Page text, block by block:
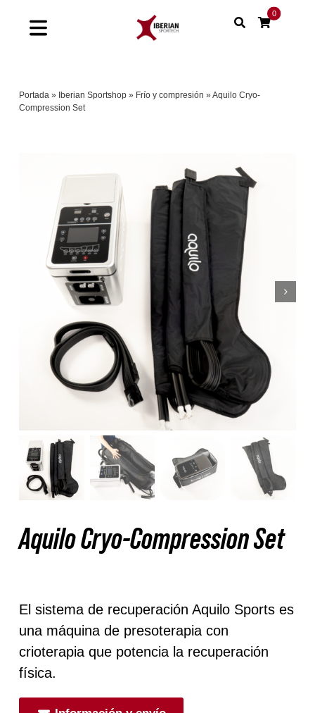
Toggle
Proyectos
Nuestras marcas
Sinergias
Contacto
Mi cuenta
0
Portada » Iberian Sportshop » Frío y compresión »Aquilo Cryo-
Compression Set
Aquilo Cryo-Compression Set
El sistema de recuperación Aquilo Sports es
una máquina de presoterapia con
crioterapia que potencia la recuperación
física.